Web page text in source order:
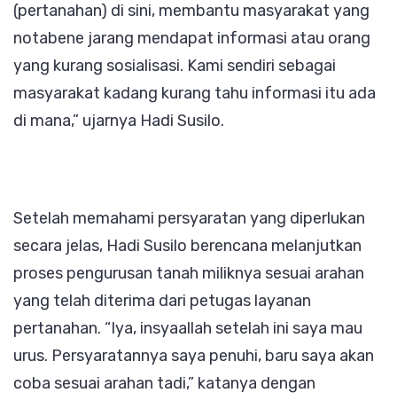
(pertanahan) di sini, membantu masyarakat yang
notabene jarang mendapat informasi atau orang
yang kurang sosialisasi. Kami sendiri sebagai
masyarakat kadang kurang tahu informasi itu ada
di mana,” ujarnya Hadi Susilo.
Setelah memahami persyaratan yang diperlukan
secara jelas, Hadi Susilo berencana melanjutkan
proses pengurusan tanah miliknya sesuai arahan
yang telah diterima dari petugas layanan
pertanahan. “Iya, insyaallah setelah ini saya mau
urus. Persyaratannya saya penuhi, baru saya akan
coba sesuai arahan tadi,” katanya dengan